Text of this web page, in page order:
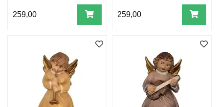
259,00 259,00